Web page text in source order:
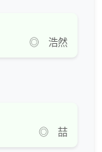
◎ 浩然
◎ 喆